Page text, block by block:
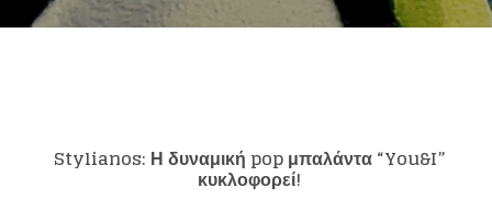
Stylianos: Η δυναμική popμπαλάντα “You&I”
κυκλοφορεί!